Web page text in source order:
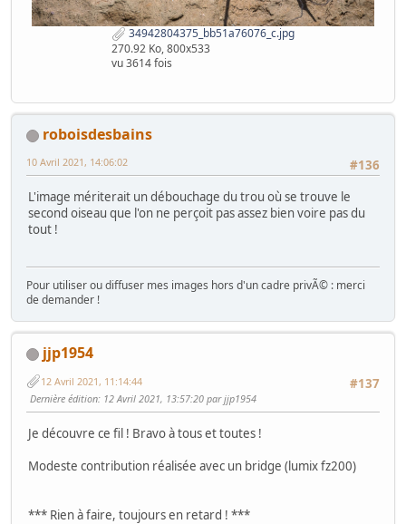
34942804375_bb51a76076_c.jpg
270.92 Ko, 800x533
vu 3614 fois
roboisdesbains
#136
10 Avril 2021, 14:06:02
L'image mériterait un débouchage du trou où se trouve le
second oiseau que l'on ne perçoit pas assez bien voire pas du
tout !
Pour utiliser ou diffuser mes images hors d'un cadre privÃ© : merci
de demander !
jjp1954
#137
12 Avril 2021, 11:14:44
Dernière édition: 12 Avril 2021, 13:57:20 par jjp1954
Je découvre ce fil ! Bravo à tous et toutes !
Modeste contribution réalisée avec un bridge (lumix fz200)
*** Rien à faire, toujours en retard ! ***